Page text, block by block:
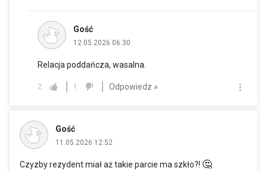
Gość
12.05.2026 06:30
Relacja poddańcza, wasalna.
2 1 Odpowiedz »
Gość
11.05.2026 12:52
Czyzby rezydent miał aż takie parcie ma szkło?! 🤔